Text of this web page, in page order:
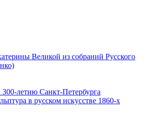
Великой из собраний Русского
летию Санкт-Петербурга
в русском искусстве 1860-х